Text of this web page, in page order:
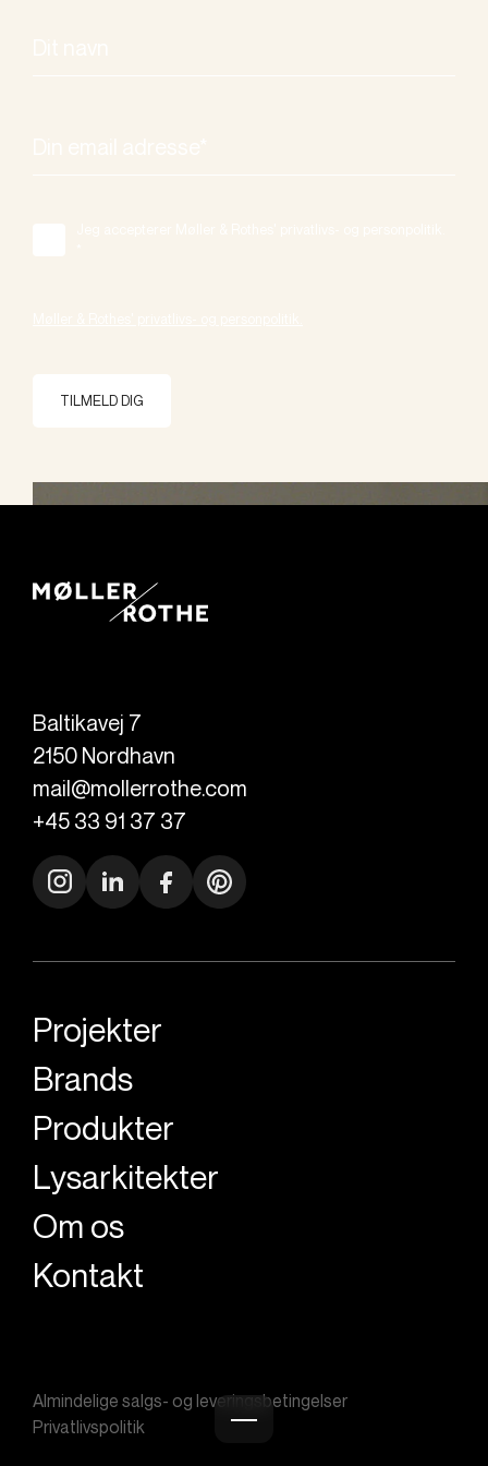
TILMELD DIG
Baltikavej 7
2150 Nordhavn
mail@mollerrothe.com
+45 33 91 37 37
Projekter
Brands
Produkter
Lysarkitekter
Om os
Kontakt
Almindelige salgs- og leveringsbetingelser
Privatlivspolitik